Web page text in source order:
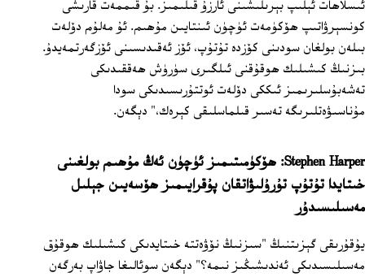
ئىسلاھات ئېلىپ بېرىلىشىنى ئارزۇ قىلىمىز. بۇ قىممەت قارىشى
كونسېرۋاتىپ ھۆكۈمەت ئۈچۈن ئىنتايىن مۇھىم. ئۇ مەلۇم دۆلەت
بىلەن بولغان سودىنى كۆزدە تۇتۇپ، ئۆز ئەقىدىسىنى ئۆزگەرتمەيدۇ.
بىزنىڭ كىشىلىك ھوقۇقنى ئىلگىرى سۈرۈش ھەققىدىكى
تەشەبۇسلىرىمىز ئىككى دۆلەت ئوتتۇرىسىدىكى سودا
مۇناسىۋەتلىرىگە تەسىر قىلماسلىقى كېرەك،" دېگەن.
Stephen Harper: ھۆكۈمىتىمىز ئۈچۈن ئەڭ مۇھىم بولغىنى
خىتايدا تۇتۇپ تۇرۇلىۋاتقان پۇقرايىمىز ھۆسەيىن جېلىل
مەسىلىسىدۇر
يۇقۇرىقى گېزىتنىڭ "سىزنىڭ نۆۋەتتە خىتايدىكى كىشىلىك ھوقۇق
مەسىلىسىدىكى ئەندىشىڭىز نىمە؟" دېگەن سوئالىغا جاۋاپ بەرگەن